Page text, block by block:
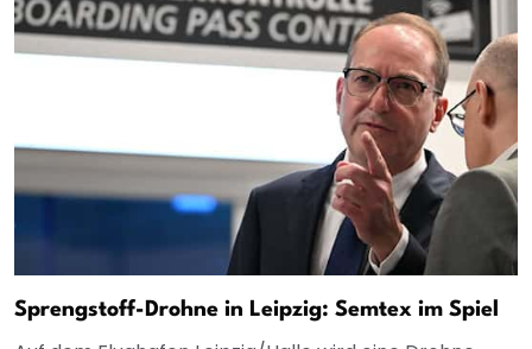
Sprengstoff-Drohne in Leipzig: Semtex im Spiel